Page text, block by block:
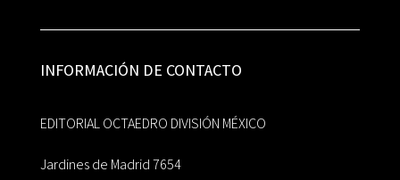
INFORMACIÓN DE CONTACTO
EDITORIAL OCTAEDRO DIVISIÓN MÉXICO
Jardines de Madrid 7654